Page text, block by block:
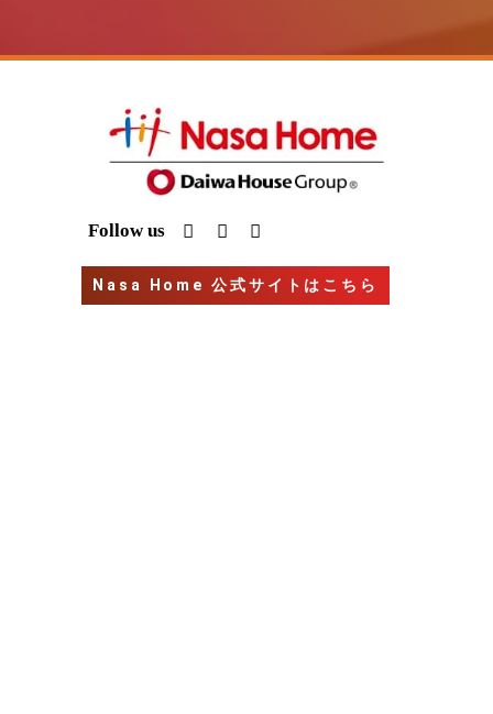
Follow us I
n
s
t
a
Y
o
u
t
u
G
o
o
g
l
Nasa Home 公式サイトはこちら